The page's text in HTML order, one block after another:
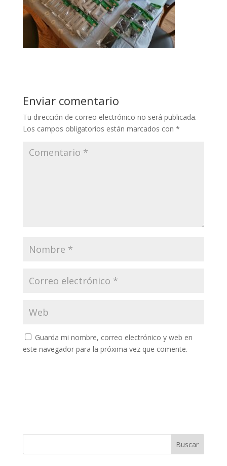
Enviar comentario
Tu dirección de correo electrónico no será publicada.
Los campos obligatorios están marcados con *
Guarda mi nombre, correo electrónico y web en
este navegador para la próxima vez que comente.